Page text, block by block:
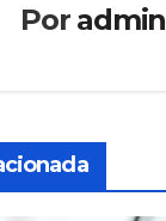
Por admin